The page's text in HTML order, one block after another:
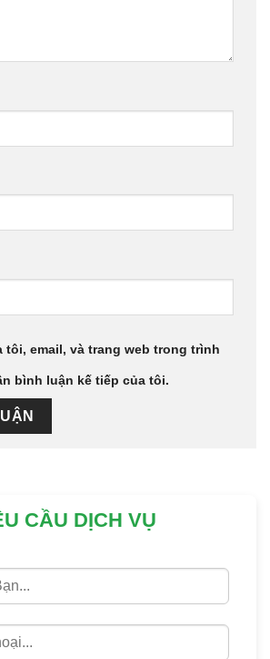
tôi, email, và trang web trong trình
bình luận kế tiếp của tôi.
CẦU DỊCH VỤ